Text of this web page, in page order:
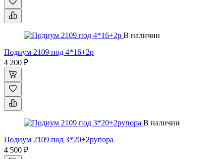
В наличии
Подиум 2109 под 4*16+2р
4 200 ₽
В наличии
Подиум 2109 под 3*20+2рупора
4 500 ₽